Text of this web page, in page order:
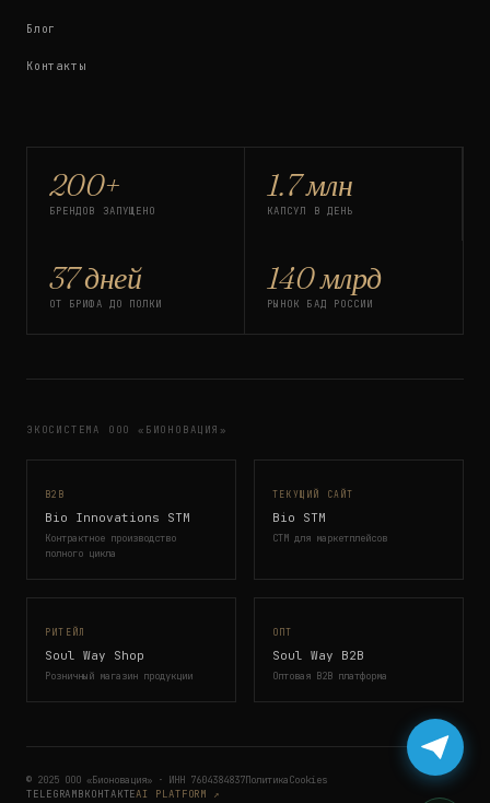
Блог
Контакты
200+
БРЕНДОВ ЗАПУЩЕНО
1.7 млн
КАПСУЛ В ДЕНЬ
37 дней
ОТ БРИФА ДО ПОЛКИ
140 млрд
РЫНОК БАД РОССИИ
ЭКОСИСТЕМА ООО «БИОНОВАЦИЯ»
B2B
Bio Innovations STM
Контрактное производство
полного цикла
ТЕКУЩИЙ САЙТ
Bio STM
СТМ для маркетплейсов
РИТЕЙЛ
Soul Way Shop
Розничный магазин продукции
ОПТ
Soul Way B2B
Оптовая B2B платформа
© 2025 ООО «Бионовация» · ИНН 7604384837ПолитикаCookies
TELEGRAMВКОНТАКТЕAI PLATFORM ↗